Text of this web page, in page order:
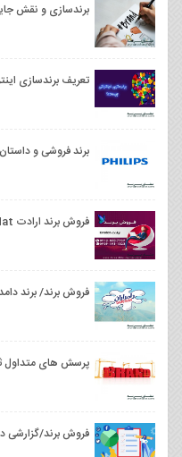
برندسازی و نقش
تعریف برندسازی
برند فروشی و
فروش برند ارادت Eradat
فروش برند/ برند
پرسش های متداول
فروش برند/گزارشی